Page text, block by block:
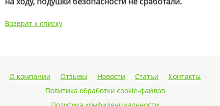
Возврат к списку
О компании Отзывы Новости Статьи
Контакты
Политика обработки cookie-файлов